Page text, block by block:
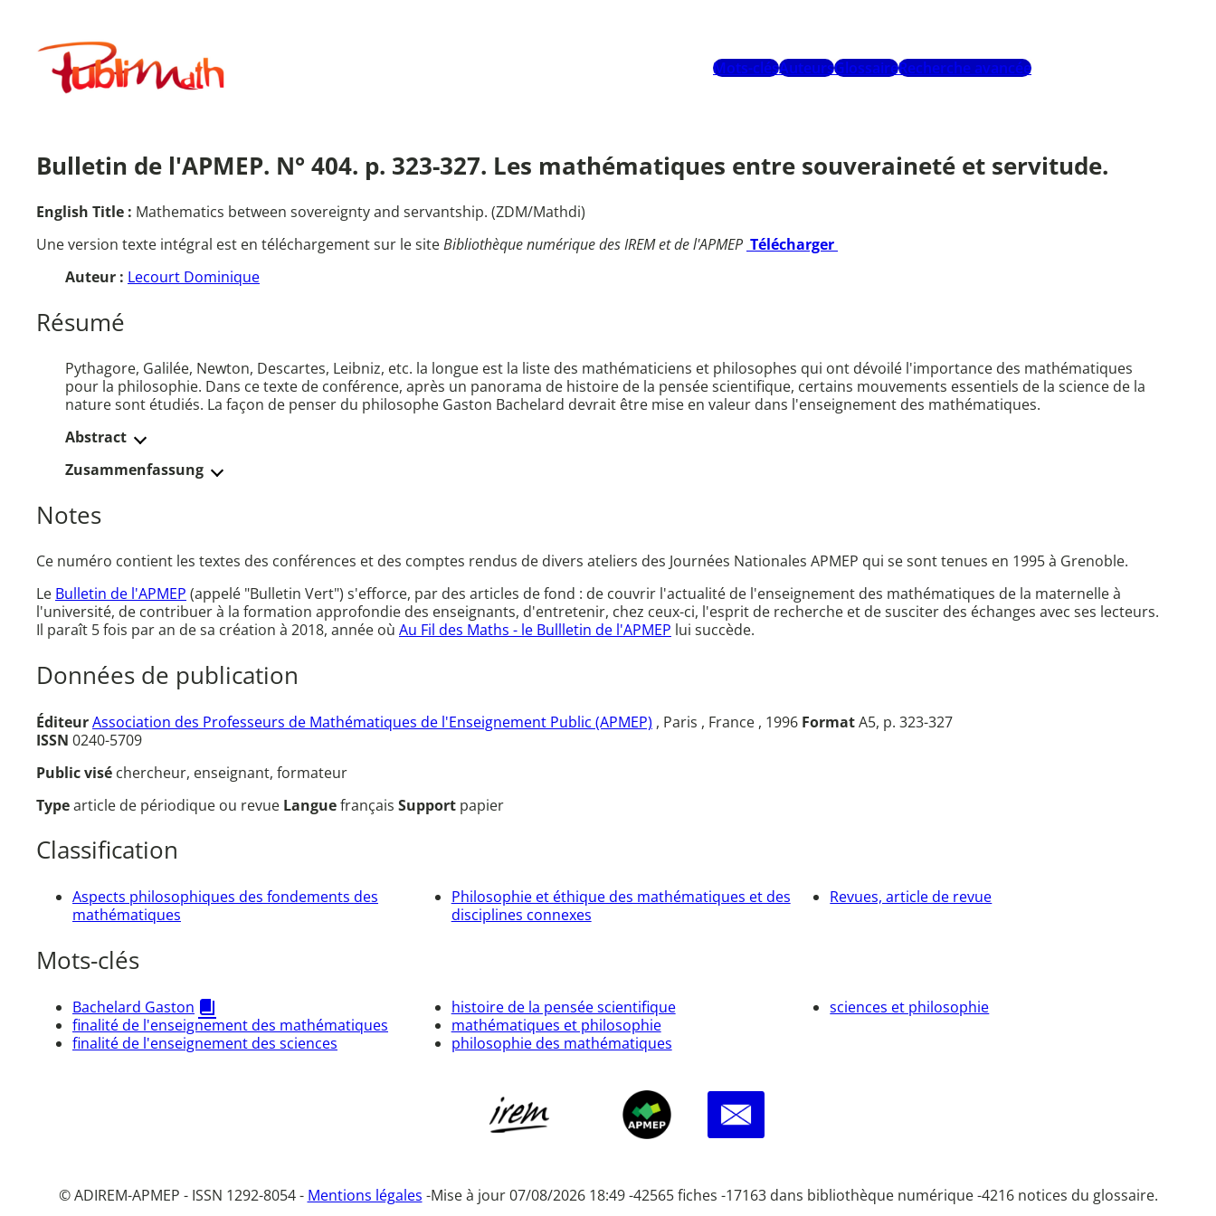
contenuPublimath
Mots-clésAuteursGlossaireRecherche avancée
Bulletin de l'APMEP. N° 404. p. 323-327. Les mathématiques entre souveraineté et servitude.
English Title : Mathematics between sovereignty and servantship. (ZDM/Mathdi)
Une version texte intégral est en téléchargement sur le siteBibliothèque numérique des IREM et de l'APMEP Télécharger
Auteur : Lecourt Dominique
Résumé
Pythagore, Galilée, Newton, Descartes, Leibniz, etc. la longue est la liste des mathématiciens et philosophes qui ont dévoilé l'importance des mathématiques
pour la philosophie. Dans ce texte de conférence, après un panorama de histoire de la pensée scientifique, certains mouvements essentiels de la science de la
nature sont étudiés. La façon de penser du philosophe Gaston Bachelard devrait être mise en valeur dans l'enseignement des mathématiques.
Abstract
Zusammenfassung
Notes
Ce numéro contient les textes des conférences et des comptes rendus de divers ateliers des Journées Nationales APMEP qui se sont tenues en 1995 à Grenoble.
Le Bulletin de l'APMEP (appelé "Bulletin Vert") s'efforce, par des articles de fond : de couvrir l'actualité de l'enseignement des mathématiques de la maternelle à
l'université, de contribuer à la formation approfondie des enseignants, d'entretenir, chez ceux-ci, l'esprit de recherche et de susciter des échanges avec ses lecteurs.
Il paraît 5 fois par an de sa création à 2018, année où Au Fil des Maths - le Bullletin de l'APMEP lui succède.
Données de publication
ÉditeurAssociation des Professeurs de Mathématiques de l'Enseignement Public (APMEP) , Paris , France , 1996 FormatA5, p. 323-327
ISSN 0240-5709
Public visé chercheur, enseignant, formateur
Typearticle de périodique ou revue Languefrançais Support papier
Classification
Aspects philosophiques des fondements des
mathématiques
Philosophie et éthique des mathématiques et des
disciplines connexes
Revues, article de revue
Mots-clés
Bachelard Gaston
finalité de l'enseignement des mathématiques
finalité de l'enseignement des sciences
histoire de la pensée scientifique
mathématiques et philosophie
philosophie des mathématiques
sciences et philosophie
© ADIREM-APMEP - ISSN 1292-8054 - Mentions légales -Mise à jour 07/08/2026 18:49 -42565 fiches -17163 dans bibliothèque numérique -4216 notices du glossaire.